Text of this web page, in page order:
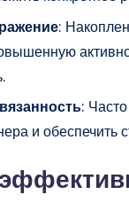
:
:
и обеспечить